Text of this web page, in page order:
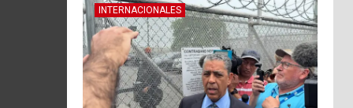
INTERNACIONALES